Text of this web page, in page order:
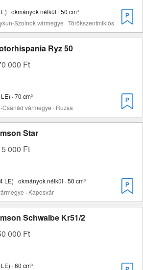
· okmányok nélkül · 50 cm³
Szolnok vármegye · Törökszentmiklós
Ryz 50
000 Ft
· 70 cm³
vármegye · Ruzsa
Star
000 Ft
LE) · okmányok nélkül · 50 cm³
· Kaposvár
Schwalbe Kr51/2
000 Ft
· 60 cm³